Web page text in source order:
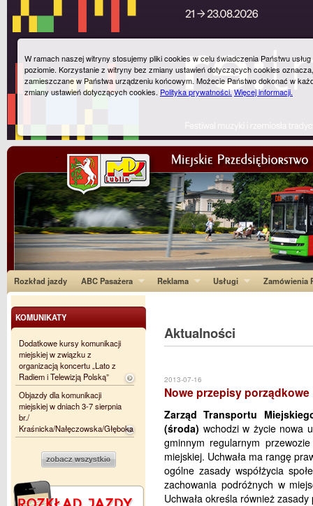
Rozkład jazdy ABC Pasażera Reklama Usługi Zamówienia
Aktualności
2013-07-16
Nowe przepisy porządkowe
Zarząd Transportu
(środa) wchodzi w życie nowa
gminnym regularnym
miejskiej. Uchwała ma rangę
ogólne zasady współżycia
zachowania podróżnych w
Uchwała określa również
KOMUNIKATY
Dodatkowe kursy komunikacji
miejskiej w związku z
organizacją koncertu „Lato z
Radiem i Telewizją Polską”
Objazdy dla komunikacji
miejskiej w dniach 3-7 sierpnia
br./
Kraśnicka/Nałęczowska/Głęboka
W ramach naszej witryny stosujemy pliki cookies w celu świadczenia Państwu
poziomie. Korzystanie z witryny bez zmiany ustawień dotyczących cookies
zamieszczane w Państwa urządzeniu końcowym. Możecie Państwo dokonać w
zmiany ustawień dotyczących cookies. Polityka prywatności.Więcej informacji.